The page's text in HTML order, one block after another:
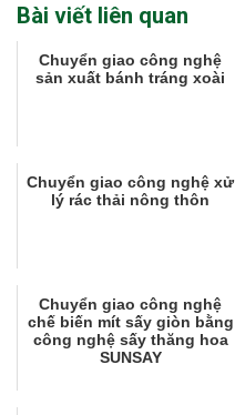
Bài viết liên quan
Chuyển giao công nghệ
sản xuất bánh tráng xoài
Chuyển giao công nghệ xử
lý rác thải nông thôn
Chuyển giao công nghệ
chế biến mít sấy giòn bằng
công nghệ sấy thăng hoa
SUNSAY